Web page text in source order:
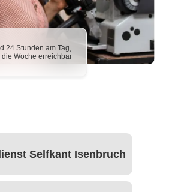
24 Stunden am Tag,
die Woche erreichbar
Selfkant Isenbruch